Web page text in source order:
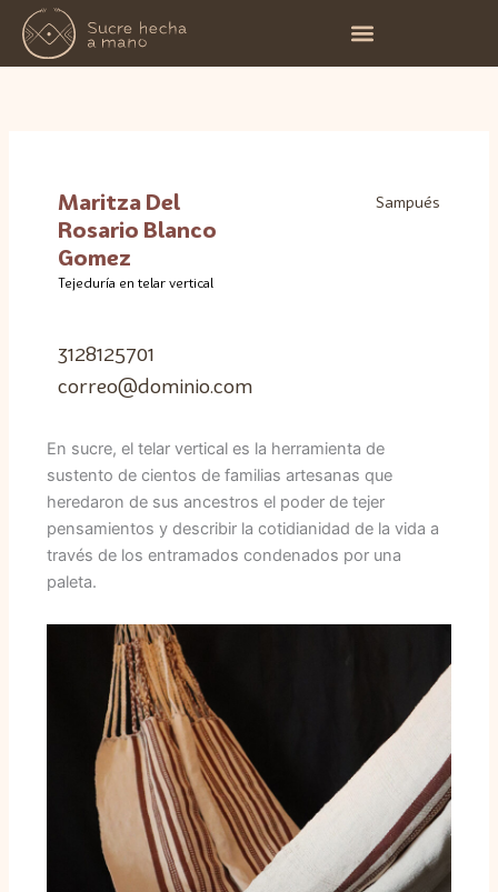
contenido
Maritza Del
Rosario Blanco
Gomez
Tejeduría en telar vertical
Sampués
3128125701
correo@dominio.com
En sucre, el telar vertical es la herramienta de
sustento de cientos de familias artesanas que
heredaron de sus ancestros el poder de tejer
pensamientos y describir la cotidianidad de la vida a
través de los entramados condenados por una
paleta.